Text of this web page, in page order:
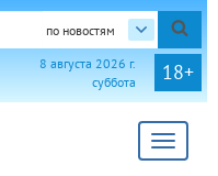
по новостям
18+
8 августа 2026 г.
суббота
Toggle